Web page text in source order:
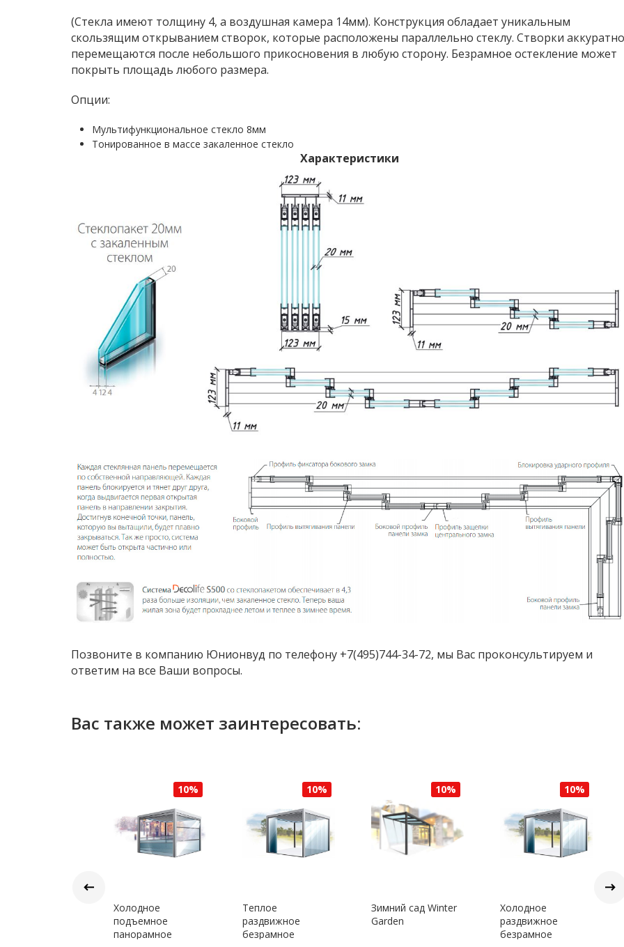
(Стекла имеют толщину 4, а воздушная камера 14мм). Конструкция обладает уникальным
скользящим открыванием створок, которые расположены параллельно стеклу. Створки аккуратно
перемещаются после небольшого прикосновения в любую сторону. Безрамное остекление может
покрыть площадь любого размера.
Опции:
Мультифункциональное стекло 8мм
Тонированное в массе закаленное стекло
Характеристики
Позвоните в компанию Юнионвуд по телефону +7(495)744-34-72, мы Вас проконсультируем и
ответим на все Ваши вопросы.
Вас также может заинтересовать:
10%
Холодное
подъемное
панорамное
10%
Теплое
раздвижное
безрамное
10%
Зимний сад Winter
Garden
10%
Холодное
раздвижное
безрамное